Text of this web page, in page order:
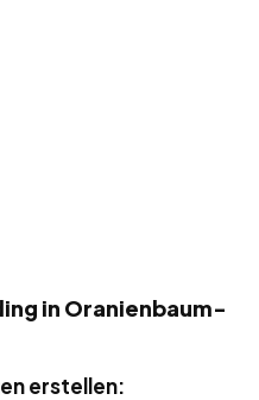
in Oranienbaum-
erstellen: